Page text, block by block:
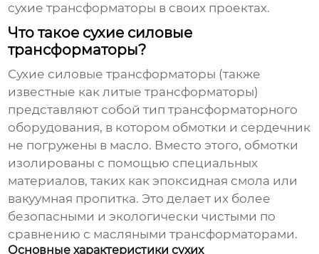
сухие трансформаторы в своих проектах.
Что такое сухие силовые
трансформаторы?
Сухие силовые трансформаторы (также
известные как литые трансформаторы)
представляют собой тип трансформаторного
оборудования, в котором обмотки и сердечник
не погружены в масло. Вместо этого, обмотки
изолированы с помощью специальных
материалов, таких как эпоксидная смола или
вакуумная пропитка. Это делает их более
безопасными и экологически чистыми по
сравнению с масляными трансформаторами.
Основные характеристики сухих